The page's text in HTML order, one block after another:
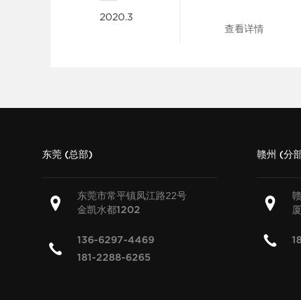
2020.3
查看详情
东莞 (总部)
东莞市常平镇凤江路22号
金凯水都1202
136-6297-4469
181-2288-6265
赣州 (分